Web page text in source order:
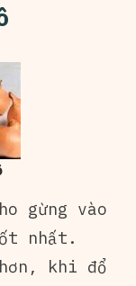
gừng vào
nhất.
khi đổ